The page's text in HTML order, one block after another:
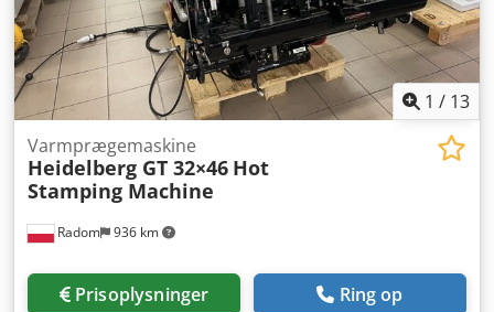
osv.
1 / 13
Radom 936 km
Varmprægemaskine
Heidelberg GT 32×46 Hot
Stamping Machine
Prisoplysninger Ring op